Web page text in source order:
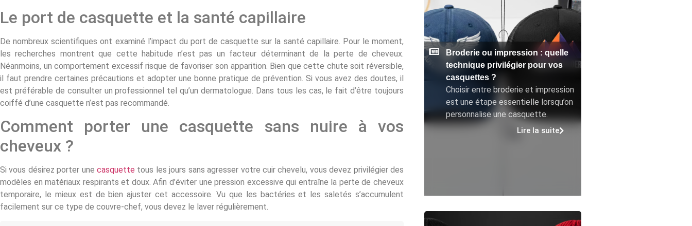
Le port de casquette et la santé capillaire
De nombreux scientifiques ont examiné l’impact du port de casquette sur la santé capillaire. Pour le moment,
les recherches montrent que cette habitude n’est pas un facteur déterminant de la perte de cheveux.
Néanmoins, un comportement excessif risque de favoriser son apparition. Bien que cette chute soit réversible,
il faut prendre certaines précautions et adopter une bonne pratique de prévention. Si vous avez des doutes, il
est préférable de consulter un professionnel tel qu’un dermatologue. Dans tous les cas, le fait d’être toujours
coiffé d’une casquette n’est pas recommandé.
Comment porter une casquette sans nuire à vos
cheveux ?
Si vous désirez porter unecasquette tous les jours sans agresser votre cuir chevelu, vous devez privilégier des
modèles en matériaux respirants et doux. Afin d’éviter une pression excessive qui entraîne la perte de cheveux
temporaire, le mieux est de bien ajuster cet accessoire. Vu que les bactéries et les saletés s’accumulent
facilement sur ce type de couvre-chef, vous devez le laver régulièrement.
Broderie ou impression : quelle
technique privilégier pour vos
casquettes ?
Choisir entre broderie et impression
est une étape essentielle lorsqu’on
personnalise une casquette.
Lire la suite